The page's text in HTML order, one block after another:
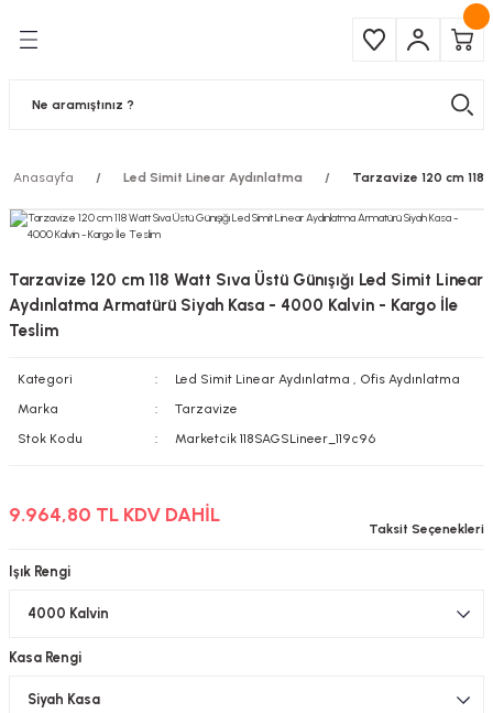
Anasayfa Led Simit Linear Aydınlatma Tarzavize 120 cm 118
Tarzavize 120 cm 118 Watt Sıva Üstü Günışığı Led Simit Linear
Aydınlatma Armatürü Siyah Kasa - 4000 Kalvin - Kargo İle
Teslim
Kategori Led Simit Linear Aydınlatma , Ofis Aydınlatma
Marka
Tarzavize
Stok Kodu
Marketcik 118SAGSLineer_119c96
9.964,80 TL KDV DAHİL
Taksit Seçenekleri
Işık Rengi
Kasa Rengi